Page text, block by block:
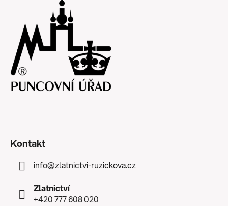
Kontakt
info@zlatnictvi-ruzickova.cz
Zlatnictví
+420 777 608 020